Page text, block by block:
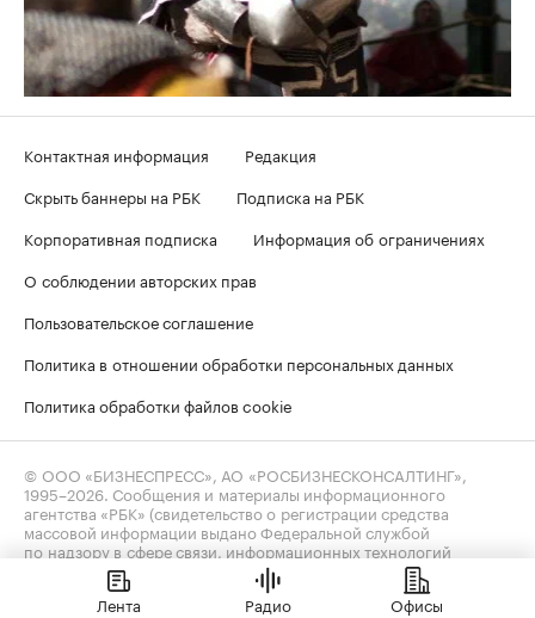
Контактная информация
Редакция
Скрыть баннеры на РБК
Подписка на РБК
Корпоративная подписка
Информация об ограничениях
О соблюдении авторских прав
Пользовательское соглашение
Политика в отношении обработки персональных данных
Политика обработки файлов cookie
© ООО «БИЗНЕСПРЕСС», АО «РОСБИЗНЕСКОНСАЛТИНГ»,
1995–2026. Сообщения и материалы информационного
агентства «РБК» (свидетельство о регистрации средства
массовой информации выдано Федеральной службой
по надзору в сфере связи, информационных технологий
и массовых коммуникаций (Роскомнадзор) 09.12.2015
за номером ИА №ФС77-63848) и сетевого издания «РБК»
(свидетельство о регистрации средства массовой информации
Лента Радио Офисы